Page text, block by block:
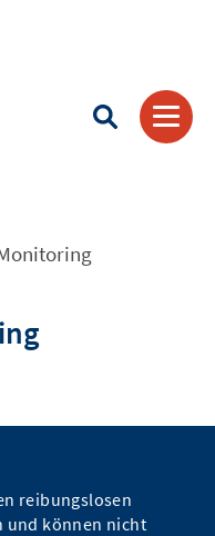
und das Monitoring
reibungslosen
und können nicht